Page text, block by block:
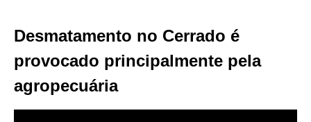
Desmatamento no Cerrado é
provocado principalmente pela
agropecuária